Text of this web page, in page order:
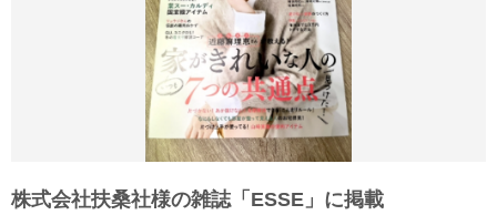
株式会社扶桑社様の雑誌「ESSE」に掲載